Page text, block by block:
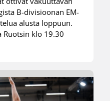
B-divisioonan EM-
alusta loppuun.
Ruotsin klo 19.30